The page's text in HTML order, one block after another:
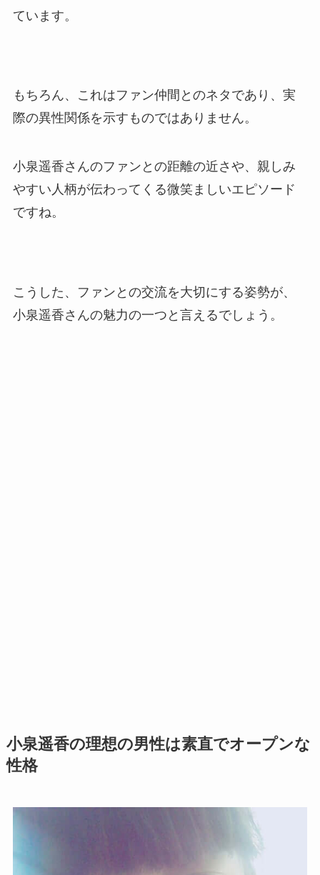
ています。
もちろん、これはファン仲間とのネタであり、実
際の異性関係を示すものではありません。
小泉遥香さんのファンとの距離の近さや、親しみ
やすい人柄が伝わってくる微笑ましいエピソード
ですね。
こうした、ファンとの交流を大切にする姿勢が、
小泉遥香さんの魅力の一つと言えるでしょう。
小泉遥香の理想の男性は素直でオープンな
性格